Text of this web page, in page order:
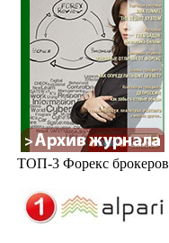
ТОП-3 Форекс брокеров